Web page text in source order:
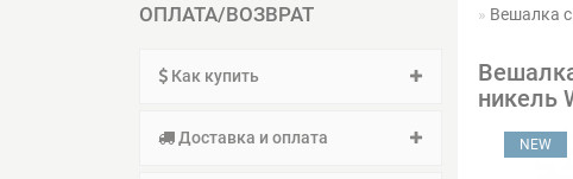
ОПЛАТА/ВОЗВРАТ
Как купить
Доставка и оплата
Вешалка
никель
NEW